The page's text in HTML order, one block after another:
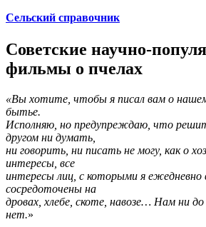
Сельский справочник
Советские научно-
фильмы о пчелах
«Вы хотите, чтобы я писал вам о
бытье.
Исполняю, но предупреждаю, что
другом ни думать,
ни говорить, ни писать не могу, как о
интересы, все
интересы лиц, с которыми я ежедневно
сосредоточены на
дровах, хлебе, скоте, навозе… Нам ни до
нет.»